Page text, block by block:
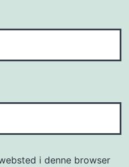
i denne browser